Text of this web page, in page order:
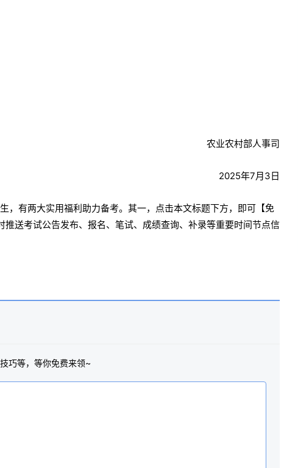
农业农村部人事司
2025年7月3日
，有两大实用福利助力备考。其一，点击本文标题下方，即可【免
送考试公告发布、报名、笔试、成绩查询、补录等重要时间节点信
巧等，等你免费来领~